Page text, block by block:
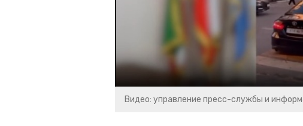
Видео: управление пресс-службы и